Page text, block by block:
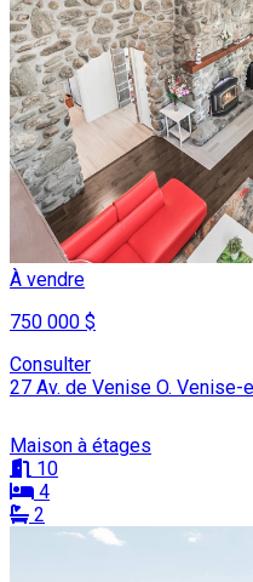
À vendre
750 000 $
Consulter
27 Av. de Venise O. Venise-
Maison à étages
10
4
2